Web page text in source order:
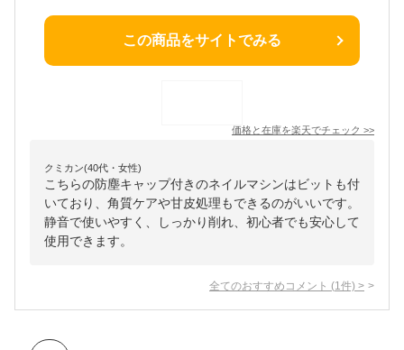
この商品をサイトでみる
価格と在庫を楽天でチェック >>
クミカン(40代・女性)
こちらの防塵キャップ付きのネイルマシンはビットも付
いており、角質ケアや甘皮処理もできるのがいいです。
静音で使いやすく、しっかり削れ、初心者でも安心して
使用できます。
全てのおすすめコメント (1 件) >